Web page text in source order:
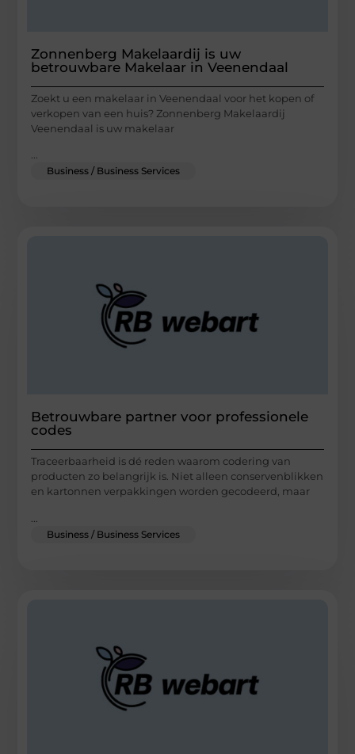
Zonnenberg Makelaardij is uw
betrouwbare Makelaar in Veenendaal
Zoekt u een makelaar in Veenendaal voor het kopen of
verkopen van een huis? Zonnenberg Makelaardij
Veenendaal is uw makelaar
...
Business / Business Services
Betrouwbare partner voor professionele
codes
Traceerbaarheid is dé reden waarom codering van
producten zo belangrijk is. Niet alleen conservenblikken
en kartonnen verpakkingen worden gecodeerd, maar
Business / Business Services